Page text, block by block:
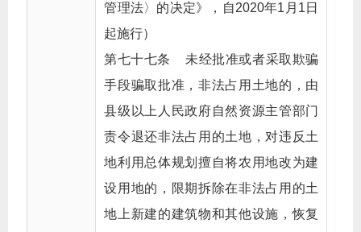
管理法〉的决定》，自2020年1月1日
起施行）
第七十七条 未经批准或者采取欺骗
手段骗取批准，非法占用土地的，由
县级以上人民政府自然资源主管部门
责令退还非法占用的土地，对违反土
地利用总体规划擅自将农用地改为建
设用地的，限期拆除在非法占用的土
地上新建的建筑物和其他设施，恢复